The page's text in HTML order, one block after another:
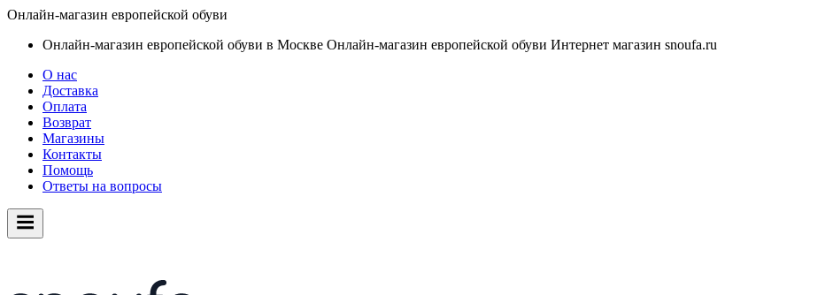
Онлайн-магазин европейской обуви
Онлайн-магазин европейской обуви в Москве Онлайн-магазин европейской обуви Интернет магазин snoufa.ru
О нас
Доставка
Оплата
Возврат
Магазины
Контакты
Помощь
Ответы на вопросы